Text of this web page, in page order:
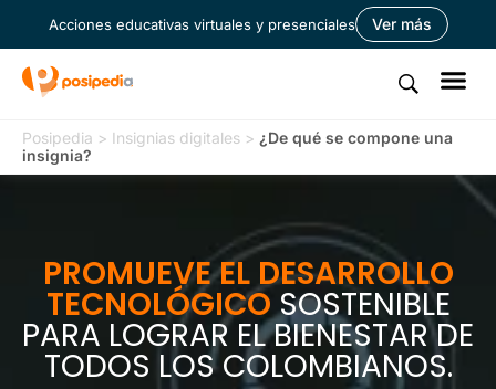
Acciones educativas virtuales y presenciales Ver más
Posipedia > Insignias digitales > ¿De qué se compone una
insignia?
PROMUEVE EL DESARROLLO
TECNOLÓGICOSOSTENIBLE
PARA LOGRAR EL BIENESTAR DE
TODOS LOS COLOMBIANOS.